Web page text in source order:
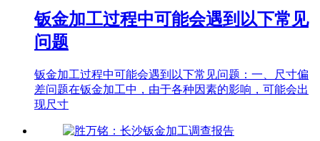
钣金加工过程中可能会遇到以下常见
问题
钣金加工过程中可能会遇到以下常见问题：一、尺寸偏
差问题在钣金加工中，由于各种因素的影响，可能会出
现尺寸